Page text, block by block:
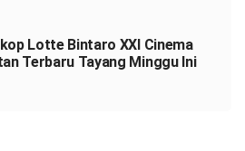
Lotte Bintaro XXI Cinema
Terbaru Tayang Minggu Ini